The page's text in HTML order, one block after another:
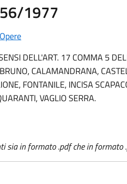
1977
Opere
DELL'ART. 17 COMMA 5
CALAMANDRANA,
FONTANILE, INCISA
VAGLIO SERRA.
sia in formato .pdf che in formato